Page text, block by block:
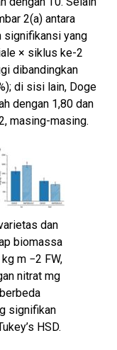
2(a) antara
signifikansi yang
× siklus ke-2
dibandingkan
di sisi lain, Doge
dengan 1,80 dan
masing-masing.
dan
biomassa
m −2 FW,
nitrat mg
signifikan
HSD.